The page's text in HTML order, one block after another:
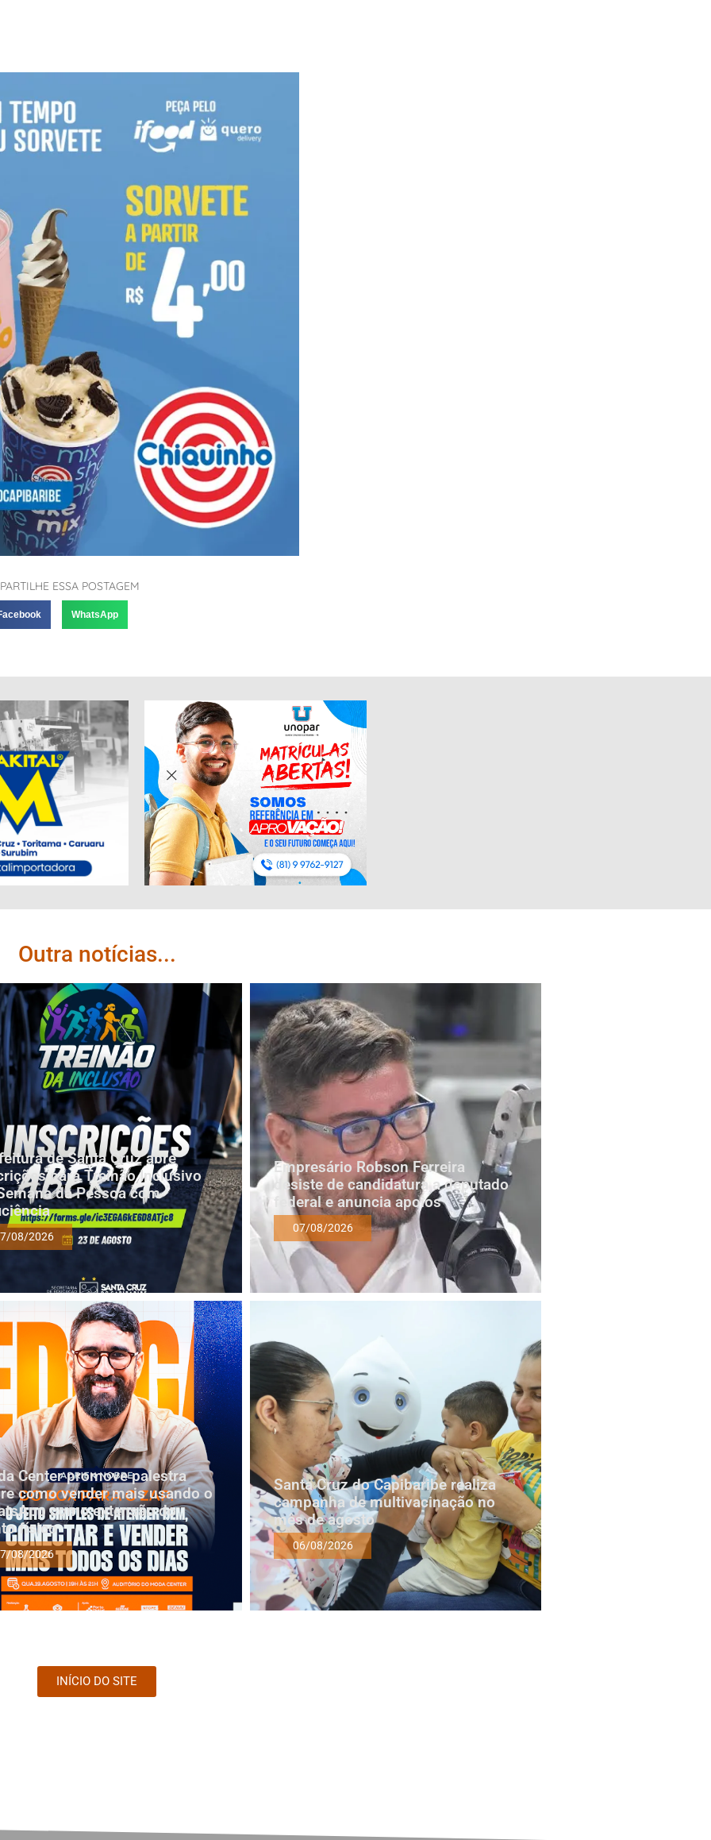
ESSA POSTAGEM
WhatsApp
Outra notícias...
de Santa Cruz abre
para Treinão Inclusivo
da Pessoa com
08/2026
Empresário Robson Ferreira
desiste de candidatura a deputado
federal e anuncia apoios
07/08/2026
Center promove palestra
como vender mais usando o
como extensão do
físico
08/2026
Santa Cruz do Capibaribe realiza
campanha de multivacinação no
mês de agosto
06/08/2026
INÍCIO DO SITE